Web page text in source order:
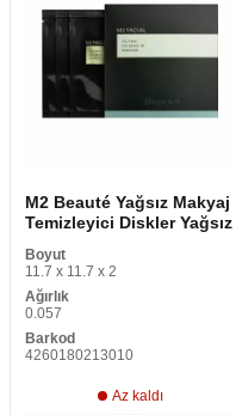
M2 Beauté Yağsız Makyaj
Temizleyici Diskler Yağsız
Boyut
11.7 x 11.7 x 2
Ağırlık
0.057
Barkod
4260180213010
Az kaldı